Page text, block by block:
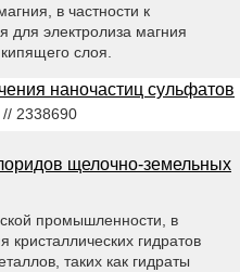
в частности к
для электролиза магния
слоя.
наночастиц сульфатов
// 2338690
щелочно-земельных
промышленности, в
кристаллических гидратов
таких как гидраты